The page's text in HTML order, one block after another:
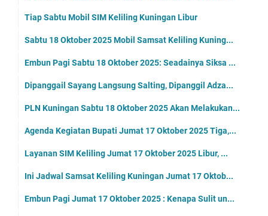
Tiap Sabtu Mobil SIM Keliling Kuningan Libur
Sabtu 18 Oktober 2025 Mobil Samsat Keliling Kuning...
Embun Pagi Sabtu 18 Oktober 2025: Seadainya Siksa ...
Dipanggail Sayang Langsung Salting, Dipanggil Adza...
PLN Kuningan Sabtu 18 Oktober 2025 Akan Melakukan...
Agenda Kegiatan Bupati Jumat 17 Oktober 2025 Tiga,...
Layanan SIM Keliling Jumat 17 Oktober 2025 Libur, ...
Ini Jadwal Samsat Keliling Kuningan Jumat 17 Oktob...
Embun Pagi Jumat 17 Oktober 2025 : Kenapa Sulit un...